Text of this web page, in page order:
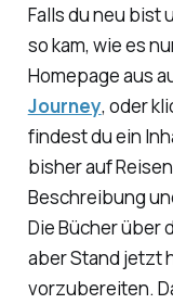
Falls du neu bist
so kam, wie es
Homepage aus
Journey, oder
findest du ein
bisher auf
Beschreibung
Die Bücher über
aber Stand jetzt
vorzubereiten.